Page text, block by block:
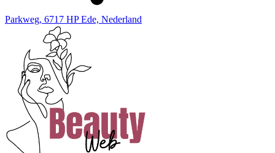
Parkweg, 6717 HP Ede, Nederland